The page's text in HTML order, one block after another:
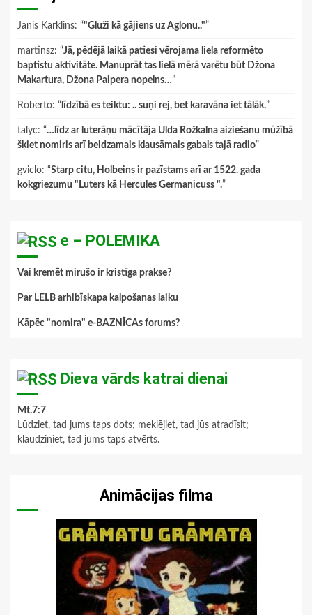
Janis Karklins: “"Gluži kā gājiens uz Aglonu.."”
martinsz: “Jā, pēdējā laikā patiesi vērojama liela reformēto
baptistu aktivitāte. Manuprāt tas lielā mērā varētu būt Džona
Makartura, Džona Paipera nopelns…”
Roberto: “ līdzībā es teiktu: .. suņi rej, bet karavāna iet tālāk.”
talyc: “…līdz ar luterāņu mācītāja Ulda Rožkalna aiziešanu mūžībā
šķiet nomiris arī beidzamais klausāmais gabals tajā radio”
gviclo: “Starp citu, Holbeins ir pazīstams arī ar 1522. gada
kokgriezumu "Luters kā Hercules Germanicuss ".”
e – POLEMIKA
Vai kremēt mirušo ir kristīga prakse?
Par LELB arhibīskapa kalpošanas laiku
Kāpēc "nomira" e-BAZNĪCAs forums?
Dieva vārds katrai dienai
Mt.7:7
Lūdziet, tad jums taps dots; meklējiet, tad jūs atradīsit;
klaudziniet, tad jums taps atvērts.
Animācijas filma